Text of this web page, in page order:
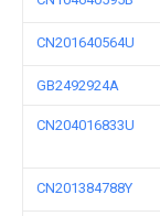
CN201640564U
GB2492924A
CN204016833U
CN201384788Y